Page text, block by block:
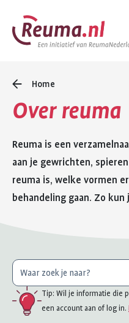
Spring
naar
hoofdinhoud
Spring
naar
footer
Home
Over reuma
Reuma is een
aan je gewrichten,
reuma is, welke vormen
behandeling gaan. Zo
Waar
ben
naar
Tip: Wil je informatie die
een account aan of log in.